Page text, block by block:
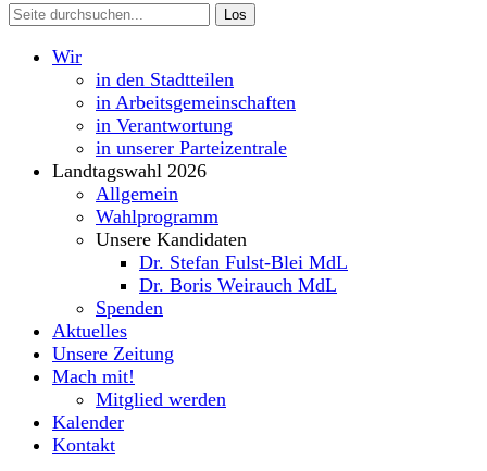
Wir
in den Stadtteilen
in Arbeitsgemeinschaften
in Verantwortung
in unserer Parteizentrale
Landtagswahl 2026
Allgemein
Wahlprogramm
Unsere Kandidaten
Dr. Stefan Fulst-Blei MdL
Dr. Boris Weirauch MdL
Spenden
Aktuelles
Unsere Zeitung
Mach mit!
Mitglied werden
Kalender
Kontakt